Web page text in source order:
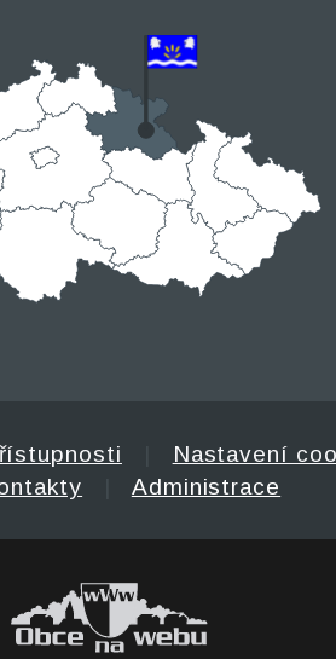
Nastavení
Administrace